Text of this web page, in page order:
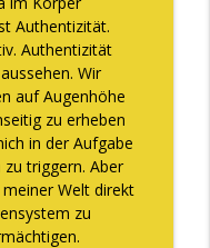
Authentizität.
Authentizität
Wir
auf Augenhöhe
zu erheben
in der Aufgabe
triggern. Aber
Welt direkt
zu